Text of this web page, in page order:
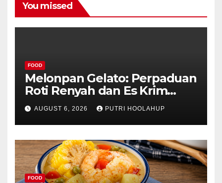
You missed
FOOD
Melonpan Gelato: Perpaduan
Roti Renyah dan Es Krim
Lembut yang Menggoda
AUGUST 6, 2026 PUTRI HOOLAHUP
FOOD